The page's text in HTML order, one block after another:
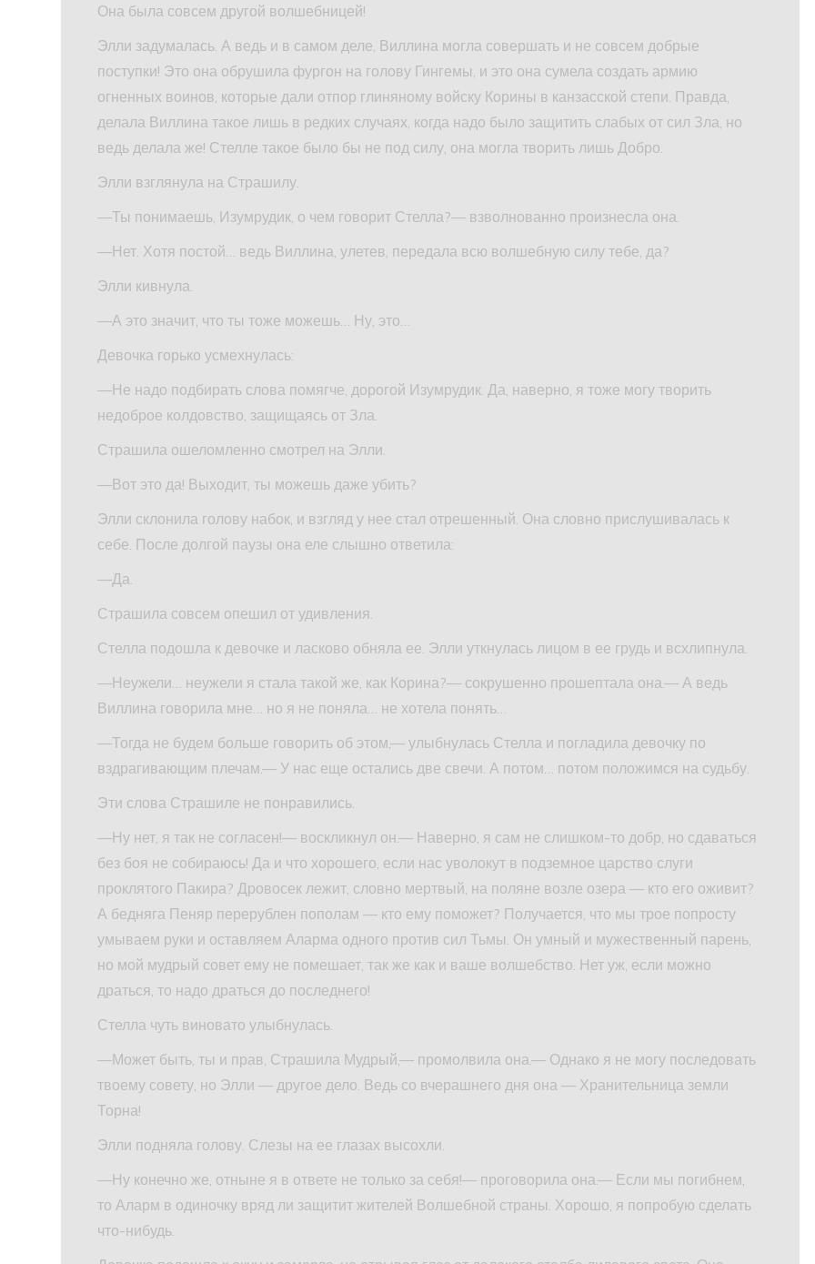
Она была совсем другой волшебницей!
Элли задумалась. А ведь и в самом деле, Виллина могла совершать и не совсем добрые
поступки! Это она обрушила фургон на голову Гингемы, и это она сумела создать армию
огненных воинов, которые дали отпор глиняному войску Корины в канзасской степи. Правда,
делала Виллина такое лишь в редких случаях, когда надо было защитить слабых от сил Зла, но
ведь делала же! Стелле такое было бы не под силу, она могла творить лишь Добро.
Элли взглянула на Страшилу.
—Ты понимаешь, Изумрудик, о чем говорит Стелла?— взволнованно произнесла она.
—Нет. Хотя постой… ведь Виллина, улетев, передала всю волшебную силу тебе, да?
Элли кивнула.
—А это значит, что ты тоже можешь… Ну, это…
Девочка горько усмехнулась:
—Не надо подбирать слова помягче, дорогой Изумрудик. Да, наверно, я тоже могу творить
недоброе колдовство, защищаясь от Зла.
Страшила ошеломленно смотрел на Элли.
—Вот это да! Выходит, ты можешь даже убить?
Элли склонила голову набок, и взгляд у нее стал отрешенный. Она словно прислушивалась к
себе. После долгой паузы она еле слышно ответила:
—Да.
Страшила совсем опешил от удивления.
Стелла подошла к девочке и ласково обняла ее. Элли уткнулась лицом в ее грудь и всхлипнула.
—Неужели… неужели я стала такой же, как Корина?— сокрушенно прошептала она.— А ведь
Виллина говорила мне… но я не поняла… не хотела понять…
—Тогда не будем больше говорить об этом,— улыбнулась Стелла и погладила девочку по
вздрагивающим плечам.— У нас еще остались две свечи. А потом… потом положимся на судьбу.
Эти слова Страшиле не понравились.
—Ну нет, я так не согласен!— воскликнул он.— Наверно, я сам не слишком-то добр, но сдаваться
без боя не собираюсь! Да и что хорошего, если нас уволокут в подземное царство слуги
проклятого Пакира? Дровосек лежит, словно мертвый, на поляне возле озера — кто его оживит?
А бедняга Пеняр перерублен пополам — кто ему поможет? Получается, что мы трое попросту
умываем руки и оставляем Аларма одного против сил Тьмы. Он умный и мужественный парень,
но мой мудрый совет ему не помешает, так же как и ваше волшебство. Нет уж, если можно
драться, то надо драться до последнего!
Стелла чуть виновато улыбнулась.
—Может быть, ты и прав, Страшила Мудрый,— промолвила она.— Однако я не могу последовать
твоему совету, но Элли — другое дело. Ведь со вчерашнего дня она — Хранительница земли
Торна!
Элли подняла голову. Слезы на ее глазах высохли.
—Ну конечно же, отныне я в ответе не только за себя!— проговорила она.— Если мы погибнем,
то Аларм в одиночку вряд ли защитит жителей Волшебной страны. Хорошо, я попробую сделать
что-нибудь.